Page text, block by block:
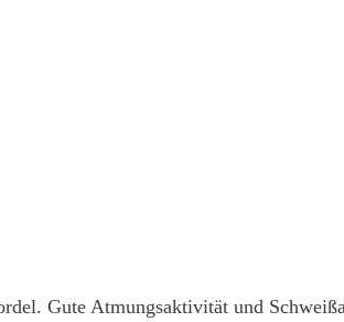
Gute Atmungsaktivität und